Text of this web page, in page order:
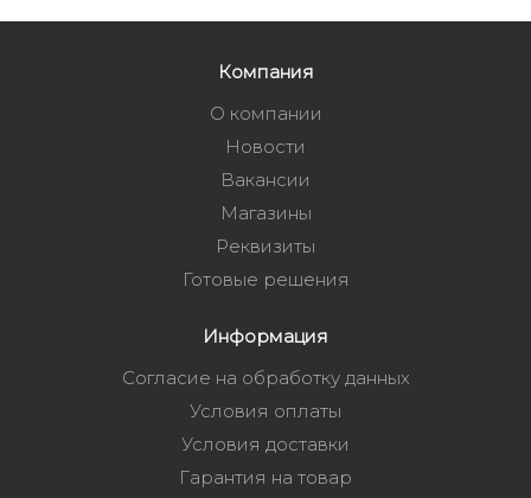
Компания
О компании
Новости
Вакансии
Магазины
Реквизиты
Готовые решения
Информация
Согласие на обработку данных
Условия оплаты
Условия доставки
Гарантия на товар